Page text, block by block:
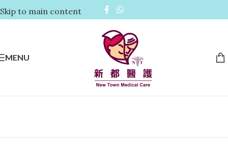
Skip to main content
MENU